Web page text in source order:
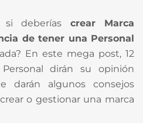
si deberías crear Marca
de tener una Personal
En este mega post, 12
dirán su opinión
algunos consejos
o gestionar una marca